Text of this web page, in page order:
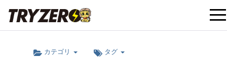
t
カテゴリ タグ